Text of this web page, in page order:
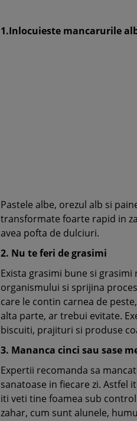
1.Inlocuieste mancarurile
Pastele albe, orezul alb si
transformate foarte rapid in
avea pofta de dulciuri.
2. Nu te feri de grasimi
Exista grasimi bune si
organismului si sprijina
care le contin carnea de
alta parte, ar trebui evitate.
biscuiti, prajituri si produse
3. Mananca cinci sau sase
Expertii recomanda sa
sanatoase in fiecare zi. Astfel
iti veti tine foamea sub
zahar, cum sunt alunele,